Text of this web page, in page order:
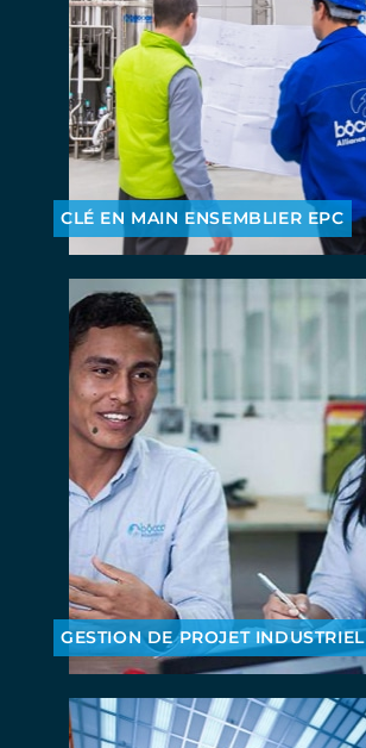
CLÉ EN MAIN ENSEMBLIER EPC
GESTION DE PROJET INDUSTRIEL